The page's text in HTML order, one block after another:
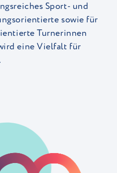
Sport- und
sowie für
Turnerinnen
eine Vielfalt für